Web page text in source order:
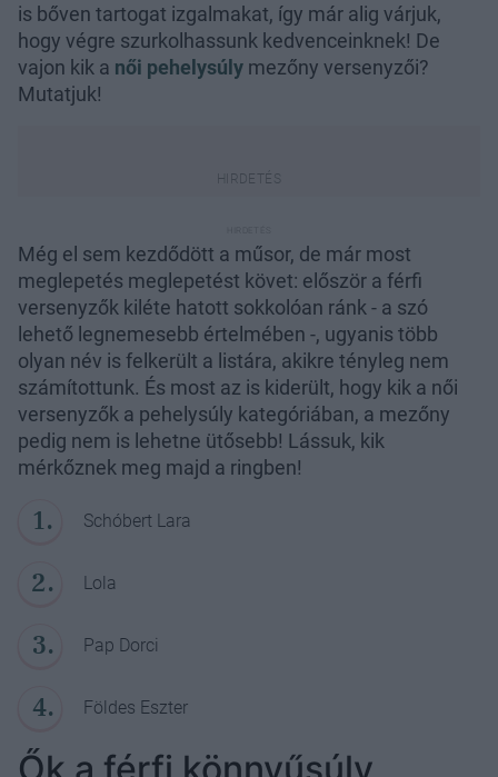
is bőven tartogat izgalmakat, így már alig várjuk,
hogy végre szurkolhassunk kedvenceinknek! De
vajon kik a női pehelysúly mezőny versenyzői?
Mutatjuk!
Még el sem kezdődött a műsor, de már most
meglepetés meglepetést követ: először a férfi
versenyzők kiléte hatott sokkolóan ránk - a szó
lehető legnemesebb értelmében -, ugyanis több
olyan név is felkerült a listára, akikre tényleg nem
számítottunk. És most az is kiderült, hogy kik a női
versenyzők a pehelysúly kategóriában, a mezőny
pedig nem is lehetne ütősebb! Lássuk, kik
mérkőznek meg majd a ringben!
Schóbert Lara
Lola
Pap Dorci
Földes Eszter